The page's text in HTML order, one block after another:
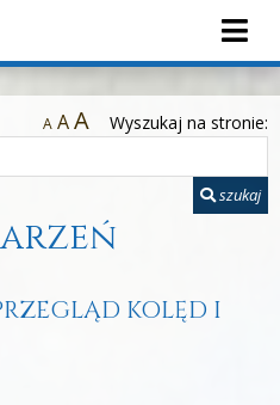
A AA Wyszukaj na stronie:
szukaj
KOLĘD I